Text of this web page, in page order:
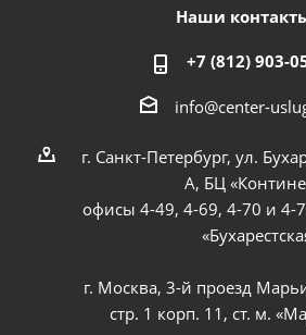
Наши
+7 (812) 903-
info@center-
г. Санкт-Петербург, ул.
А, БЦ
офисы 4-49, 4-69, 4-70 и 4-
г. Москва, 3-й проезд
стр. 1 корп. 11, ст. м.